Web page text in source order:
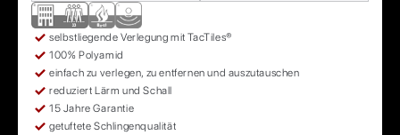
selbstliegende Verlegung mit TacTiles®
100% Polyamid
einfach zu verlegen, zu entfernen und auszutauschen
reduziert Lärm und Schall
15 Jahre Garantie
getuftete Schlingenqualität